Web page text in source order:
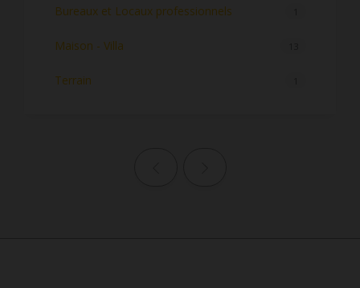
Bureaux et Locaux professionnels
Maison - Villa
Terrain